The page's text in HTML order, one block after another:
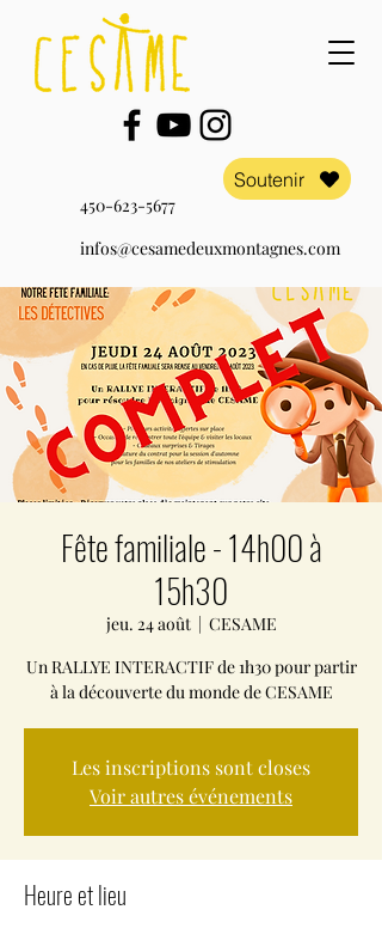
Soutenir
450-623-5677
infos@cesamedeuxmontagnes.com
Fête familiale - 14h00 à
15h30
jeu. 24 août
  |
CESAME
Un RALLYE INTERACTIF de 1h30 pour partir
à la découverte du monde de CESAME
Les inscriptions sont closes
Voir autres événements
Heure et lieu